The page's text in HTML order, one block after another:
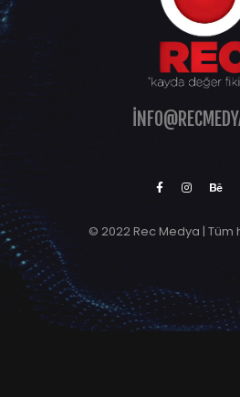
© 2022 Rec Medya | Tüm